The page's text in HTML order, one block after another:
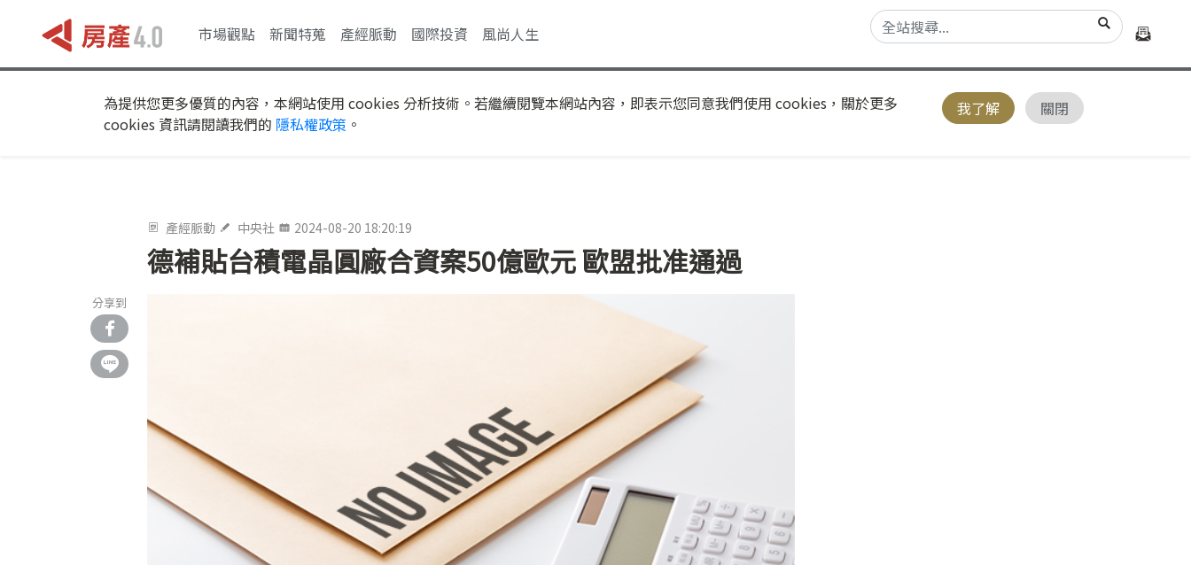
市場觀點 新聞特蒐 產經脈動 國際投資 風尚人生
為提供您更多優質的內容，本網站使用 cookies 分析技術。若繼續閱覽本網站內容，即表示您同意我們使用 cookies，關於更多
cookies 資訊請閱讀我們的 隱私權政策 。
我了解 關閉
產經脈動 中央社 2024-08-20 18:20:19
德補貼台積電晶圓廠合資案50億歐元 歐盟批准通過
分享到